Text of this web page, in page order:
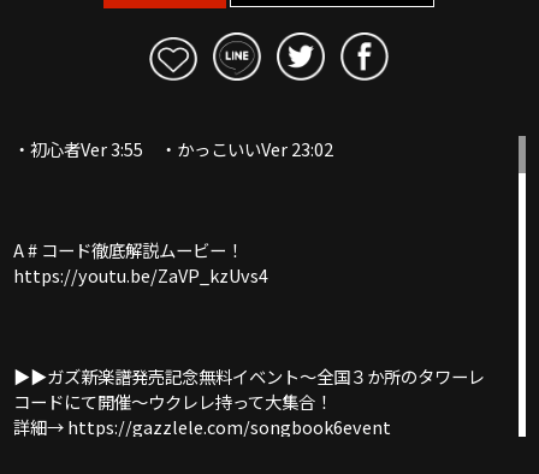
・初心者Ver 3:55 ・かっこいいVer 23:02
A # コード徹底解説ムービー！
https://youtu.be/ZaVP_kzUvs4
▶︎▶︎ガズ新楽譜発売記念無料イベント〜全国３か所のタワーレ
コードにて開催〜ウクレレ持って大集合！
詳細→ https://gazzlele.com/songbook6event